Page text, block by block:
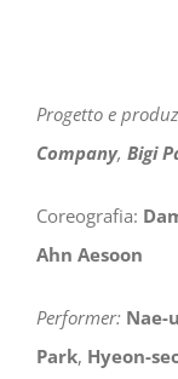
Progetto e
Company, Bigi
Coreografia:
Ahn Aesoon
Performer: Nae-
Park, Hyeon-